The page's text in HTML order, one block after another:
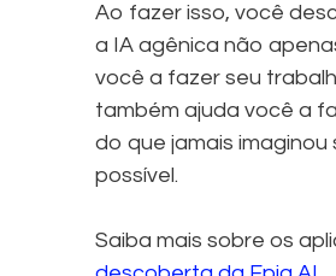
Ao fazer isso, você
a IA agênica não
você a fazer seu
também ajuda você a
do que jamais imaginou
possível.
Saiba mais sobre os